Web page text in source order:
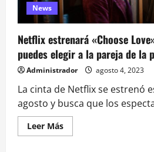
funciones:
Seremi
afirma
colegio
«aplicó
el
protocolo»
News
Netflix estrenará «Choose
puedes elegir a la pareja de la
Administrador agosto 4, 2023
La cinta de Netflix se estrenó
agosto y busca que los
Leer MásLeer
más